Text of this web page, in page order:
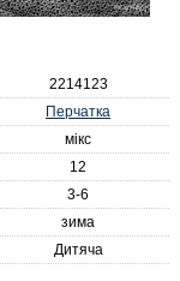
2214123
Перчатка
мікс
12
3-6
зима
Дитяча